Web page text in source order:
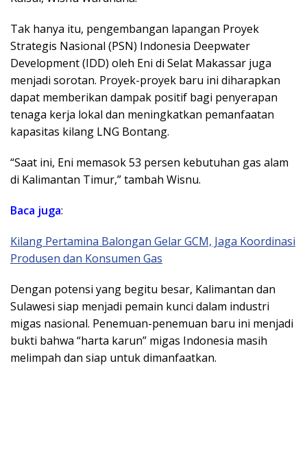
Tak hanya itu, pengembangan lapangan Proyek
Strategis Nasional (PSN) Indonesia Deepwater
Development (IDD) oleh Eni di Selat Makassar juga
menjadi sorotan. Proyek-proyek baru ini diharapkan
dapat memberikan dampak positif bagi penyerapan
tenaga kerja lokal dan meningkatkan pemanfaatan
kapasitas kilang LNG Bontang.
“Saat ini, Eni memasok 53 persen kebutuhan gas alam
di Kalimantan Timur,” tambah Wisnu.
Baca juga:
Kilang Pertamina Balongan Gelar GCM, Jaga Koordinasi
Produsen dan Konsumen Gas
Dengan potensi yang begitu besar, Kalimantan dan
Sulawesi siap menjadi pemain kunci dalam industri
migas nasional. Penemuan-penemuan baru ini menjadi
bukti bahwa “harta karun” migas Indonesia masih
melimpah dan siap untuk dimanfaatkan.